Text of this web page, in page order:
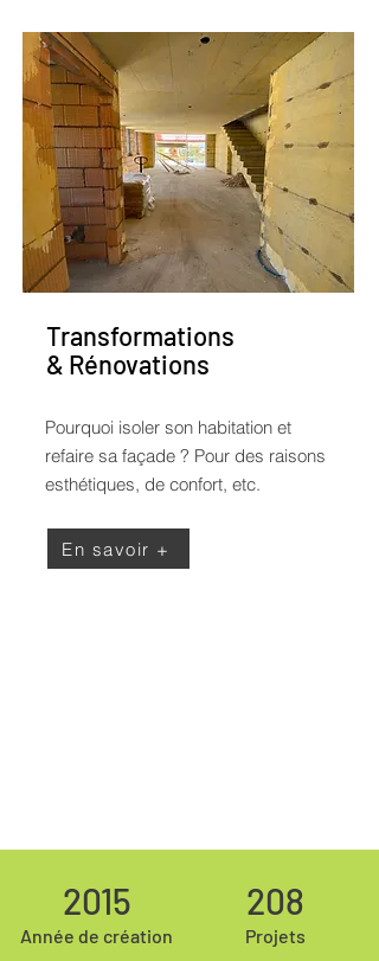
Transformations
& Rénovations
Pourquoi isoler son habitation et
refaire sa façade ? Pour des raisons
esthétiques, de confort, etc.
En savoir +
2015
Année de création
208
Projets